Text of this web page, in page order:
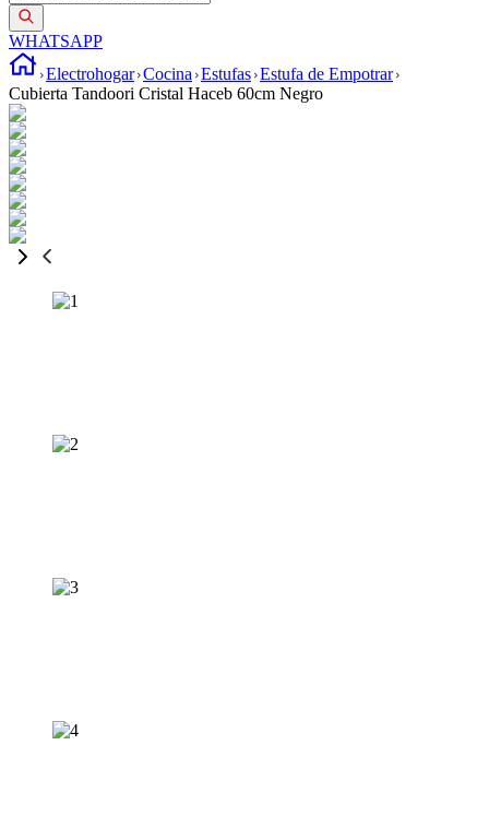
WHATSAPP
Electrohogar Cocina Estufas Estufa de Empotrar
Cubierta Tandoori Cristal Haceb 60cm Negro